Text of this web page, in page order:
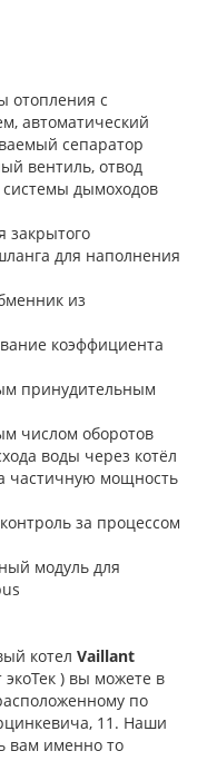
отопления с
автоматический
сепаратор
вентиль, отвод
системы дымоходов
закрытого
для наполнения
из
коэффициента
принудительным
числом оборотов
воды через котёл
частичную мощность
за процессом
модуль для
котел Vaillant
экоТек ) вы можете в
по
11. Наши
вам именно то